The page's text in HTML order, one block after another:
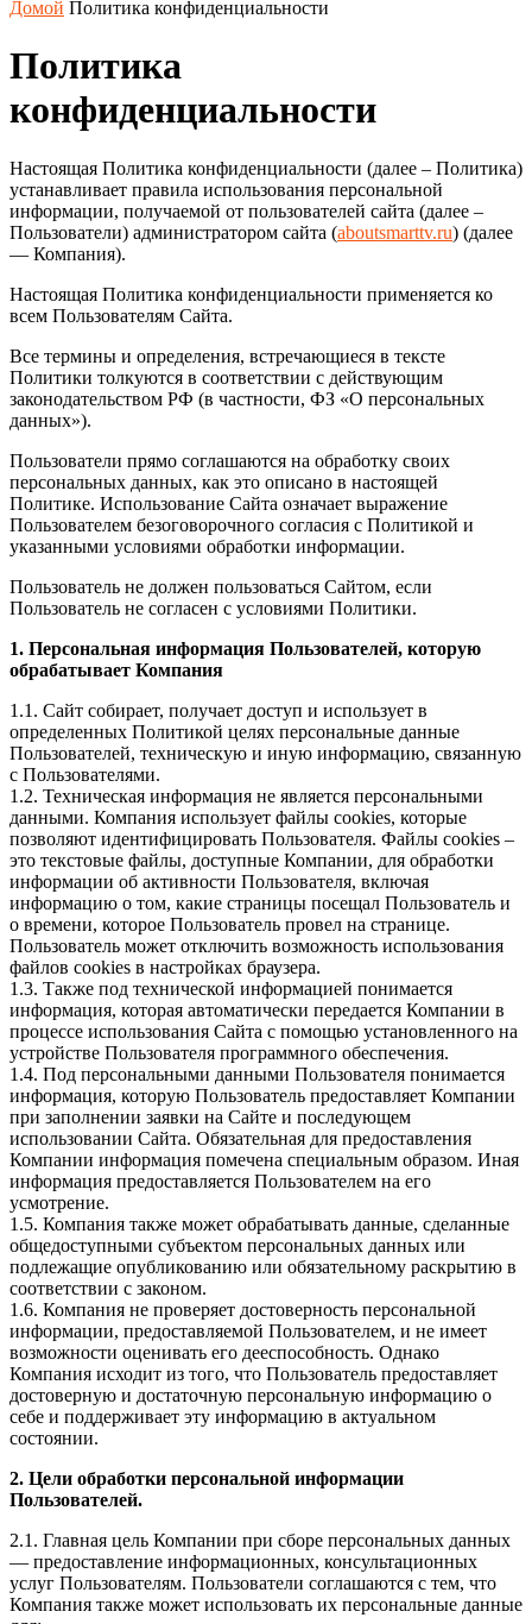
Домой Политика конфиденциальности
Политика
конфиденциальности
Настоящая Политика конфиденциальности (далее – Политика)
устанавливает правила использования персональной
информации, получаемой от пользователей сайта (далее –
Пользователи) администратором сайта (aboutsmarttv.ru) (далее
— Компания).
Настоящая Политика конфиденциальности применяется ко
всем Пользователям Сайта.
Все термины и определения, встречающиеся в тексте
Политики толкуются в соответствии с действующим
законодательством РФ (в частности, ФЗ «О персональных
данных»).
Пользователи прямо соглашаются на обработку своих
персональных данных, как это описано в настоящей
Политике. Использование Сайта означает выражение
Пользователем безоговорочного согласия с Политикой и
указанными условиями обработки информации.
Пользователь не должен пользоваться Сайтом, если
Пользователь не согласен с условиями Политики.
1. Персональная информация Пользователей, которую
обрабатывает Компания
1.1. Сайт собирает, получает доступ и использует в
определенных Политикой целях персональные данные
Пользователей, техническую и иную информацию, связанную
с Пользователями.
1.2. Техническая информация не является персональными
данными. Компания использует файлы cookies, которые
позволяют идентифицировать Пользователя. Файлы cookies –
это текстовые файлы, доступные Компании, для обработки
информации об активности Пользователя, включая
информацию о том, какие страницы посещал Пользователь и
о времени, которое Пользователь провел на странице.
Пользователь может отключить возможность использования
файлов cookies в настройках браузера.
1.3. Также под технической информацией понимается
информация, которая автоматически передается Компании в
процессе использования Сайта с помощью установленного на
устройстве Пользователя программного обеспечения.
1.4. Под персональными данными Пользователя понимается
информация, которую Пользователь предоставляет Компании
при заполнении заявки на Сайте и последующем
использовании Сайта. Обязательная для предоставления
Компании информация помечена специальным образом. Иная
информация предоставляется Пользователем на его
усмотрение.
1.5. Компания также может обрабатывать данные, сделанные
общедоступными субъектом персональных данных или
подлежащие опубликованию или обязательному раскрытию в
соответствии с законом.
1.6. Компания не проверяет достоверность персональной
информации, предоставляемой Пользователем, и не имеет
возможности оценивать его дееспособность. Однако
Компания исходит из того, что Пользователь предоставляет
достоверную и достаточную персональную информацию о
себе и поддерживает эту информацию в актуальном
состоянии.
2. Цели обработки персональной информации
Пользователей.
2.1. Главная цель Компании при сборе персональных данных
— предоставление информационных, консультационных
услуг Пользователям. Пользователи соглашаются с тем, что
Компания также может использовать их персональные данные